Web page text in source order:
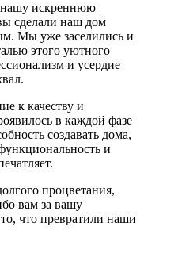
нашу искреннюю
сделали наш дом
Мы уже заселились и
этого уютного
и усердие
к качеству и
в каждой фазе
создавать дома,
и
процветания,
вам за вашу
что превратили наши